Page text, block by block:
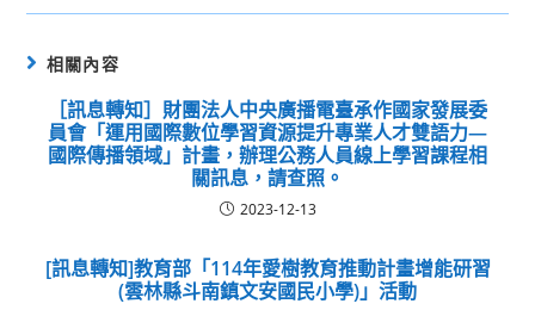
相關內容
［訊息轉知］財團法人中央廣播電臺承作國家發展委
員會「運用國際數位學習資源提升專業人才雙語力—
國際傳播領域」計畫，辦理公務人員線上學習課程相
關訊息，請查照。
2023-12-13
[訊息轉知]教育部「114年愛樹教育推動計畫增能研習
(雲林縣斗南鎮文安國民小學)」活動